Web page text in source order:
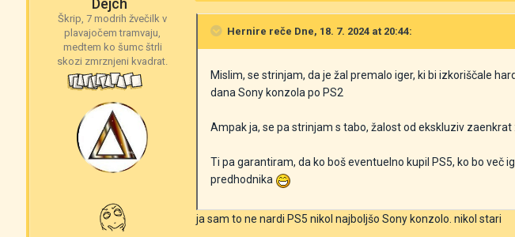
Dejch
Škrip, 7 modrih žvečilk v
plavajočem tramvaju,
medtem ko šumc štrli
skozi zmrznjeni kvadrat.
Hernire reče Dne, 18. 7. 2024 at 20:44:
Mislim, se strinjam, da je žal premalo iger, ki bi izkoriščale
dana Sony konzola po PS2
Ampak ja, se pa strinjam s tabo, žalost od ekskluziv zaenkrat
Ti pa garantiram, da ko boš eventuelno kupil PS5, ko bo več
predhodnika
ja sam to ne nardi PS5 nikol najboljšo Sony konzolo. nikol stari